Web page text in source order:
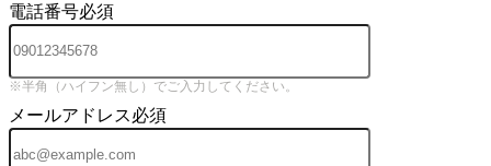
電話番号必須
※半角（ハイフン無し）でご入力してください。
メールアドレス必須